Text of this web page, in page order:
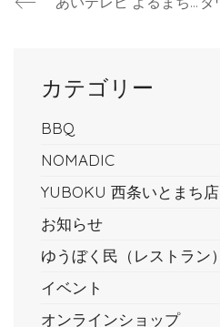
カテゴリー
BBQ
NOMADIC
YUBOKU 西条いとまち店
お知らせ
ゆうぼく民（レストラン）
イベント
オンラインショップ